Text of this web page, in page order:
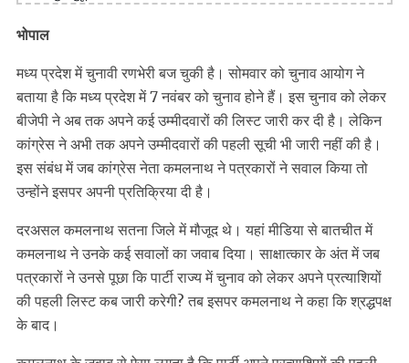
भोपाल
मध्य प्रदेश में चुनावी रणभेरी बज चुकी है। सोमवार को चुनाव आयोग ने
बताया है कि मध्य प्रदेश में 7 नवंबर को चुनाव होने हैं। इस चुनाव को लेकर
बीजेपी ने अब तक अपने कई उम्मीदवारों की लिस्ट जारी कर दी है। लेकिन
कांग्रेस ने अभी तक अपने उम्मीदवारों की पहली सूची भी जारी नहीं की है।
इस संबंध में जब कांग्रेस नेता कमलनाथ ने पत्रकारों ने सवाल किया तो
उन्होंने इसपर अपनी प्रतिक्रिया दी है।
दरअसल कमलनाथ सतना जिले में मौजूद थे। यहां मीडिया से बातचीत में
कमलनाथ ने उनके कई सवालों का जवाब दिया। साक्षात्कार के अंत में जब
पत्रकारों ने उनसे पूछा कि पार्टी राज्य में चुनाव को लेकर अपने प्रत्याशियों
की पहली लिस्ट कब जारी करेगी? तब इसपर कमलनाथ ने कहा कि श्रद्धपक्ष
के बाद।